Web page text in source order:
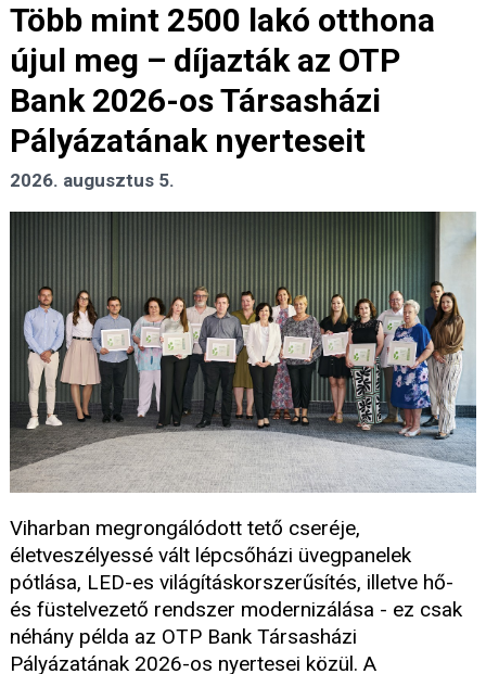
Több mint 2500 lakó otthona
újul meg – díjazták az OTP
Bank 2026-os Társasházi
Pályázatának nyerteseit
2026. augusztus 5.
Viharban megrongálódott tető cseréje,
életveszélyessé vált lépcsőházi üvegpanelek
pótlása, LED-es világításkorszerűsítés, illetve hő-
és füstelvezető rendszer modernizálása - ez csak
néhány példa az OTP Bank Társasházi
Pályázatának 2026-os nyertesei közül. A